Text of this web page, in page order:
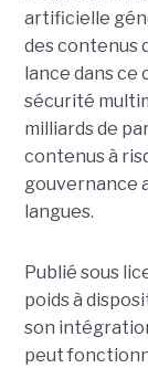
artificielle
des contenus
lance dans
sécurité
milliards de
contenus à
gouvernance
langues.
Publié sous
poids à
son
peut